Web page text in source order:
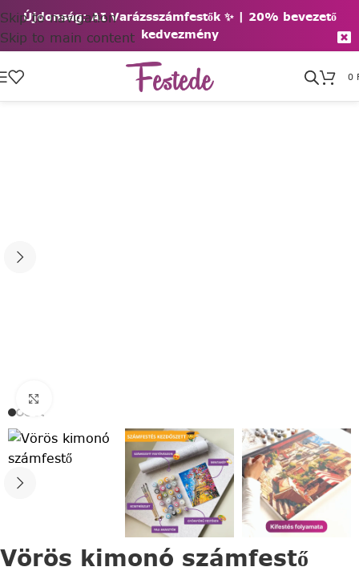
Újdonság: AI Varázsszámfestők ✨ | 20% bevezető
kedvezmény
Skip to navigation
Skip to main content
0
Vörös kimonó számfestő